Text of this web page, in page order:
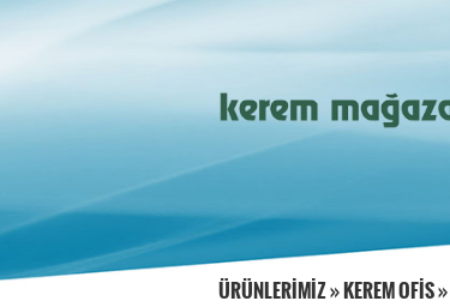
ÜRÜNLERİMİZ»KEREM OFİS»